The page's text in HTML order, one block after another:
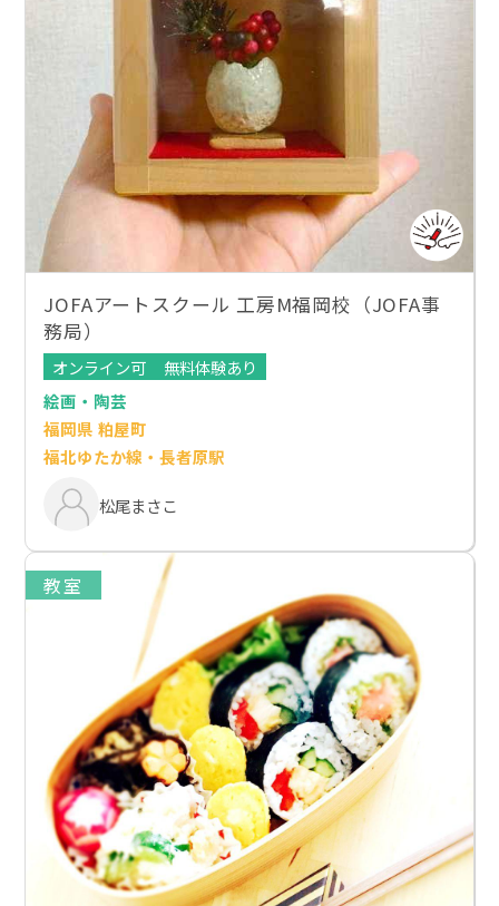
JOFAアートスクール 工房M福岡校（JOFA事
務局）
オンライン可
無料体験あり
絵画・陶芸
福岡県 粕屋町
福北ゆたか線・長者原駅
松尾まさこ
教室